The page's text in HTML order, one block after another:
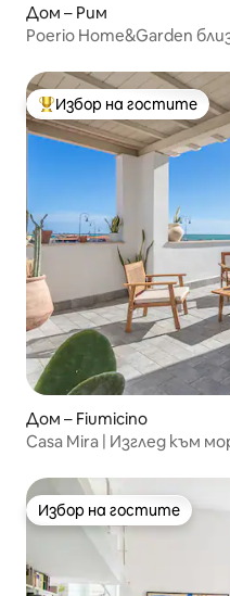
Дом – Рим
Poerio Home&Garden
Най-популярен избор
Избор на гостите
Дом – Fiumicino
Casa Mira | Изглед към
Избор на гостите
Избор на гостите